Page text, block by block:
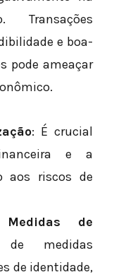
Transações
e boa-
pode ameaçar
: É crucial
e a
aos riscos de
Medidas de
medidas
de identidade,